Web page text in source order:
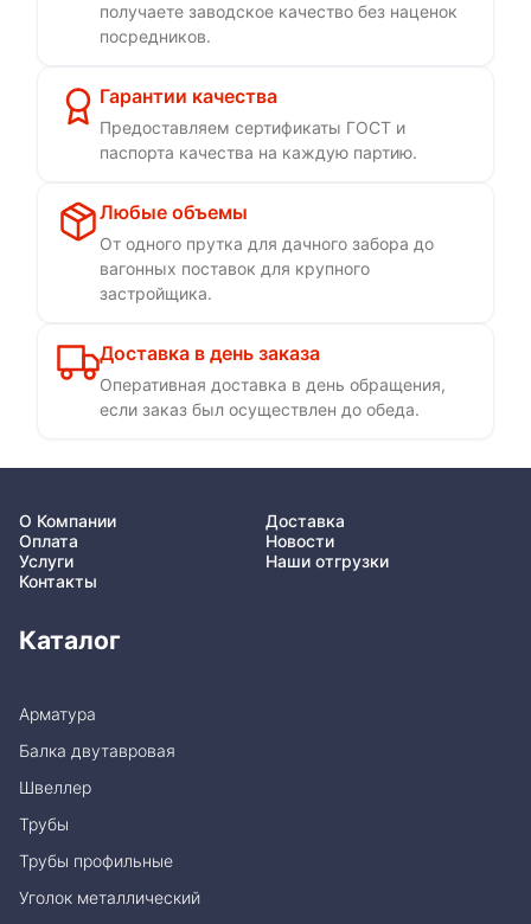
получаете заводское качество без наценок
посредников.
Гарантии качества
Предоставляем сертификаты ГОСТ и
паспорта качества на каждую партию.
Любые объемы
От одного прутка для дачного забора до
вагонных поставок для крупного
застройщика.
Доставка в день заказа
Оперативная доставка в день обращения,
если заказ был осуществлен до обеда.
О Компании
Доставка
Оплата
Новости
Услуги
Наши отгрузки
Контакты
Каталог
Арматура
Балка двутавровая
Швеллер
Трубы
Трубы профильные
Уголок металлический